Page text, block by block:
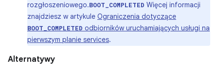
rozgłoszeniowego.BOOT_COMPLETED Więcej informacji
znajdziesz w artykule Ograniczenia dotyczące
BOOT_COMPLETED odbiorników uruchamiających usługi na
pierwszym planie services.
Alternatywy